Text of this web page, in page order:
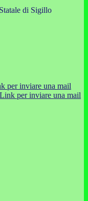
di Sigillo
per inviare una mail
Link per inviare una mail